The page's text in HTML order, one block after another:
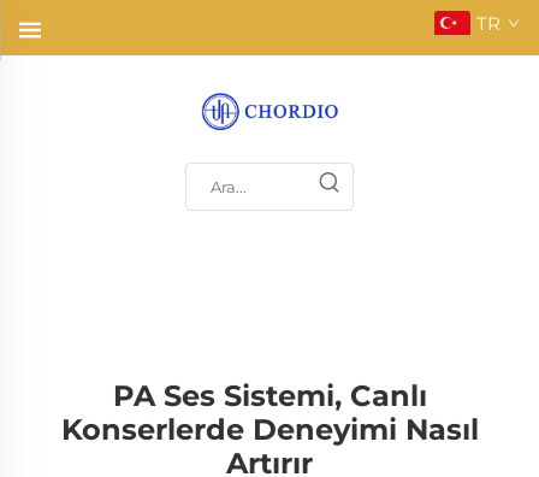
TR
PA Ses Sistemi, Canlı
Konserlerde Deneyimi Nasıl
Artırır